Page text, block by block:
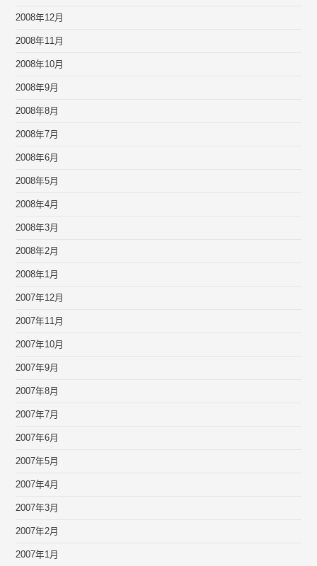
2008年12月
2008年11月
2008年10月
2008年9月
2008年8月
2008年7月
2008年6月
2008年5月
2008年4月
2008年3月
2008年2月
2008年1月
2007年12月
2007年11月
2007年10月
2007年9月
2007年8月
2007年7月
2007年6月
2007年5月
2007年4月
2007年3月
2007年2月
2007年1月